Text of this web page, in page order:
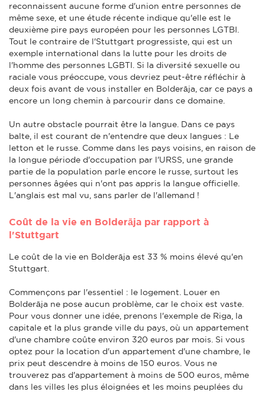
reconnaissent aucune forme d'union entre personnes de
même sexe, et une étude récente indique qu'elle est le
deuxième pire pays européen pour les personnes LGTBI.
Tout le contraire de l'Stuttgart progressiste, qui est un
exemple international dans la lutte pour les droits de
l'homme des personnes LGBTI. Si la diversité sexuelle ou
raciale vous préoccupe, vous devriez peut-être réfléchir à
deux fois avant de vous installer en Bolderāja, car ce pays a
encore un long chemin à parcourir dans ce domaine.
Un autre obstacle pourrait être la langue. Dans ce pays
balte, il est courant de n'entendre que deux langues : Le
letton et le russe. Comme dans les pays voisins, en raison de
la longue période d'occupation par l'URSS, une grande
partie de la population parle encore le russe, surtout les
personnes âgées qui n'ont pas appris la langue officielle.
L'anglais est mal vu, sans parler de l'allemand !
Coût de la vie en Bolderāja par rapport à
l'Stuttgart
Le coût de la vie en Bolderāja est 33 % moins élevé qu'en
Stuttgart.
Commençons par l'essentiel : le logement. Louer en
Bolderāja ne pose aucun problème, car le choix est vaste.
Pour vous donner une idée, prenons l'exemple de Riga, la
capitale et la plus grande ville du pays, où un appartement
d'une chambre coûte environ 320 euros par mois. Si vous
optez pour la location d'un appartement d'une chambre, le
prix peut descendre à moins de 150 euros. Vous ne
trouverez pas d'appartement à moins de 500 euros, même
dans les villes les plus éloignées et les moins peuplées du